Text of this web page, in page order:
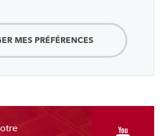
MES PRÉFÉRENCES